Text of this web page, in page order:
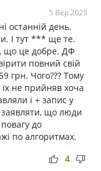
5 Вер 2025
останній день.
І тут *** ще те.
що це добре. ДФ
повний свій
грн. Чого??? Тому
не прийняв хоча
і + запис у
заявляти, що люди
до
по алгоритмах.
thumb_up thumb_down
4